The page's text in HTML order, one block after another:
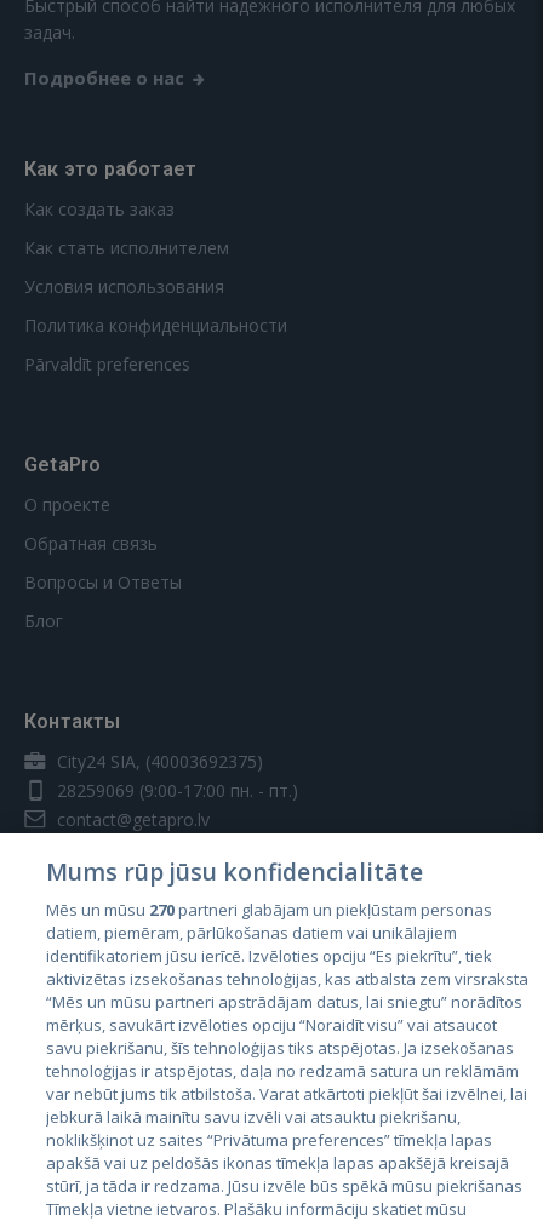
Быстрый способ найти надежного исполнителя для любых
задач.
Подробнее о нас
Как это работает
Как создать заказ
Как стать исполнителем
Условия использования
Политика конфиденциальности
Pārvaldīt preferences
GetaPro
О проекте
Обратная связь
Вопросы и Ответы
Блог
Контакты
City24 SIA, (40003692375)
28259069 (9:00-17:00 пн. - пт.)
contact@getapro.lv
Страны
Эстония
Латвия
Литва
Mums rūp jūsu konfidencialitāte
Mēs un mūsu 270partneri glabājam un piekļūstam personas
datiem, piemēram, pārlūkošanas datiem vai unikālajiem
identifikatoriem jūsu ierīcē. Izvēloties opciju “Es piekrītu”, tiek
aktivizētas izsekošanas tehnoloģijas, kas atbalsta zem virsraksta
“Mēs un mūsu partneri apstrādājam datus, lai sniegtu” norādītos
mērķus, savukārt izvēloties opciju “Noraidīt visu” vai atsaucot
savu piekrišanu, šīs tehnoloģijas tiks atspējotas. Ja izsekošanas
tehnoloģijas ir atspējotas, daļa no redzamā satura un reklāmām
var nebūt jums tik atbilstoša. Varat atkārtoti piekļūt šai izvēlnei, lai
jebkurā laikā mainītu savu izvēli vai atsauktu piekrišanu,
noklikšķinot uz saites “Privātuma preferences” tīmekļa lapas
apakšā vai uz peldošās ikonas tīmekļa lapas apakšējā kreisajā
stūrī, ja tāda ir redzama. Jūsu izvēle būs spēkā mūsu piekrišanas
Tīmekļa vietne ietvaros. Plašāku informāciju skatiet mūsu